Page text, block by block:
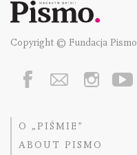
Copyright © Fundacja Pismo
O „PIŚMIE”
ABOUT PISMO